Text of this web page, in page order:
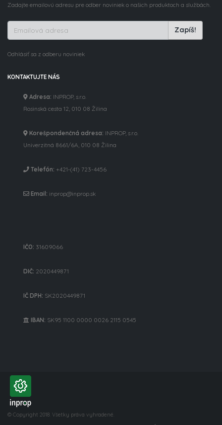
Zadajte emailovú adresu pre odber noviniek o našich produktoch a službách.
Zapíš!
Odhlásiť sa z odberu noviniek
KONTAKTUJTE NÁS
Adresa: INPROP, s.r.o.
Rosinská cesta 12, 010 08 Žilina
Korešpondenčná adresa: INPROP, s.r.o.
Univerzitná 8661/6A, 010 08 Žilina
Telefón: +421-(41) 723-4456
Email: inprop@inprop.sk
IČO: 31609066
DIČ: 2020449871
IČ DPH: SK2020449871
IBAN: SK95 1100 0000 0026 2115 0545
© Copyright 2018. Všetky práva vyhradené.